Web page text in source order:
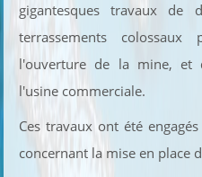
gigantesques travaux de
terrassements
l'ouverture de la mine, et
l'usine commerciale.
Ces travaux ont été
concernant la mise en place